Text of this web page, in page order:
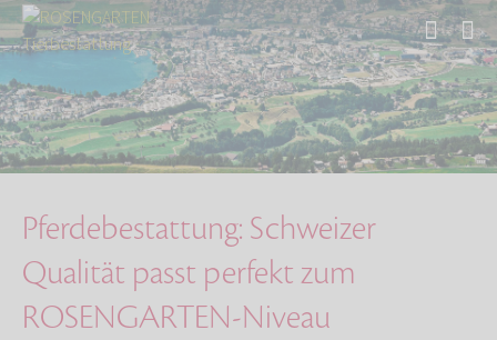
Start
Aktuelles
Pferdebestattung: Schweizer Qualität passt pe…
Pferdebestattung: Schweizer
Qualität passt perfekt zum
ROSENGARTEN-Niveau